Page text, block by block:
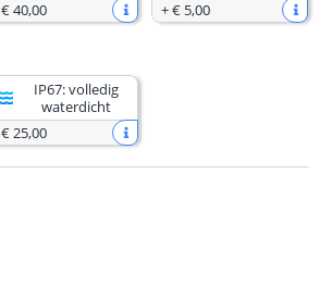
€ 40,00 +€ 5,00
IP67: volledig
waterdicht
€ 25,00